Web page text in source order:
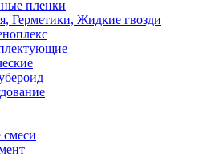
пленки
Герметики, Жидкие гвозди